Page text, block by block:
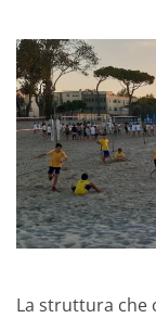
La struttura che